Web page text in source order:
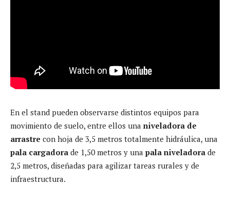
En el stand pueden observarse distintos equipos para
movimiento de suelo, entre ellos una niveladora de
arrastre con hoja de 3,5 metros totalmente hidráulica, una
pala cargadora de 1,50 metros y una pala niveladora de
2,5 metros, diseñadas para agilizar tareas rurales y de
infraestructura.